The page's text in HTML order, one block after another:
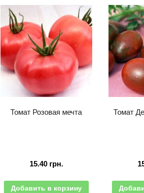
Томат Розовая мечта
15.40 грн.
Добавить в корзину
Томат